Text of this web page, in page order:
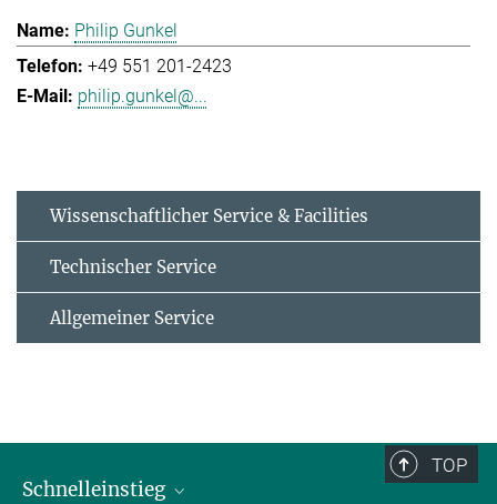
Philip Gunkel
+49 551 201-2423
philip.gunkel@...
Wissenschaftlicher Service & Facilities
Technischer Service
Allgemeiner Service
TOP
Schnelleinstieg